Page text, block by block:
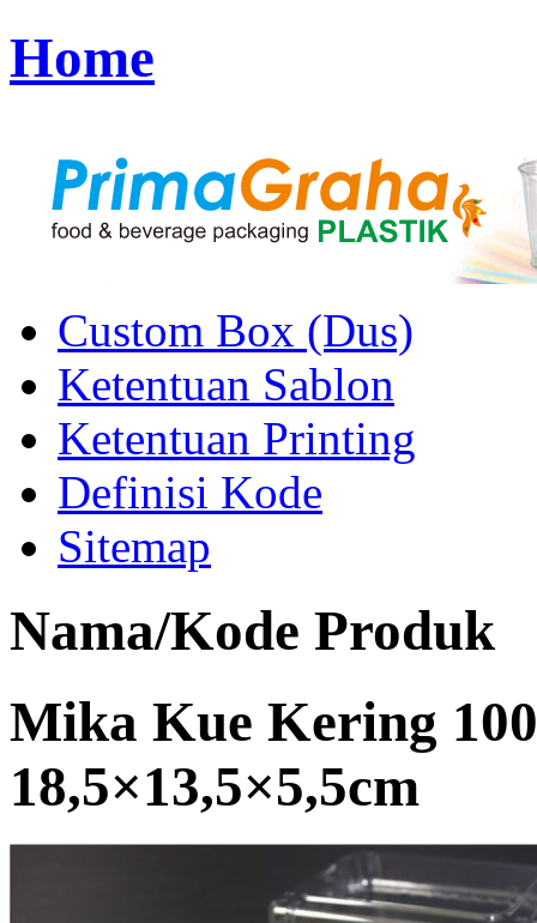
Home
Custom Box (Dus)
Ketentuan Sablon
Ketentuan Printing
Definisi Kode
Sitemap
Nama/Kode Produk
Mika Kue Kering
18,5×13,5×5,5cm